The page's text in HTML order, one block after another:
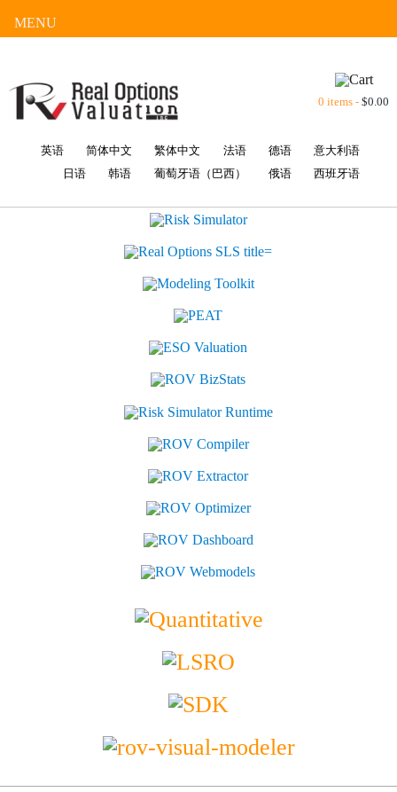
0 items -$0.00
英语 简体中文 繁体中文 法语 德语
意大利语
日语
韩语 葡萄牙语（巴西） 俄语 西班牙语
MENU